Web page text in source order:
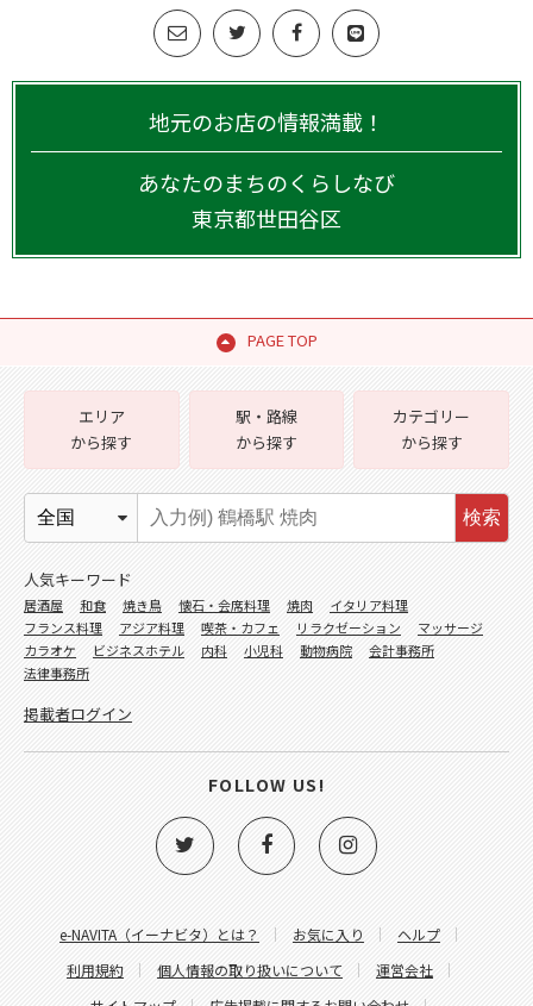
地元のお店の情報満載！
あなたのまちのくらしなび
東京都世田谷区
PAGE TOP
e-NAVITA（イーナビタ）とは？ お気に入り
ヘルプ
利用規約
個人情報の取り扱いについて
運営会社
エリア
から探す
駅・路線
から探す
カテゴリー
から探す
検索
人気キーワード
居酒屋 和食 焼き鳥 懐石・会席料理 焼肉
イタリア料理
フランス料理
アジア料理 喫茶・カフェ リラクゼーション
マッサージ
カラオケ
ビジネスホテル 内科 小児科 動物病院
会計事務所
法律事務所
掲載者ログイン
FOLLOW US!